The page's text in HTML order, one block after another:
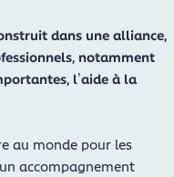
dans une alliance,
notamment
l’aide à la
au monde pour les
accompagnement